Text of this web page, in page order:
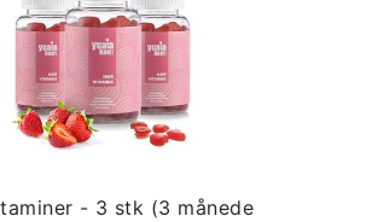
- 3 stk (3 månede